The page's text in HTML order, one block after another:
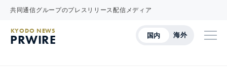
共同通信グループのプレスリリース配信メディア
国内 海外
KYODO NEWS
PRWIRE